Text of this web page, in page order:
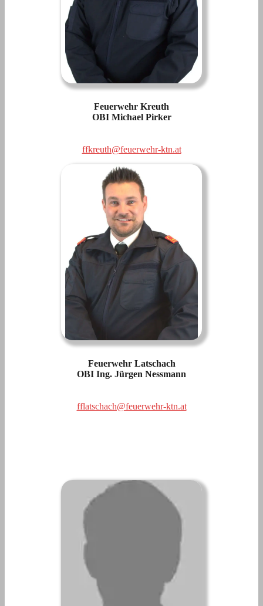
Feuerwehr Kreuth
OBI Michael Pirker
ffkreuth@feuerwehr-ktn.at
Feuerwehr Latschach
OBI Ing. Jürgen Nessmann
fflatschach@feuerwehr-ktn.at